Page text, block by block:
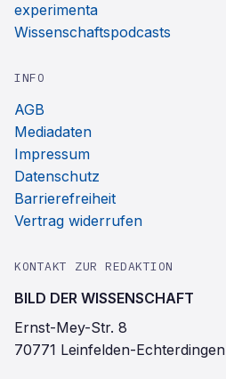
experimenta
Wissenschaftspodcasts
INFO
AGB
Mediadaten
Impressum
Datenschutz
Barrierefreiheit
Vertrag widerrufen
KONTAKT ZUR REDAKTION
BILD DER WISSENSCHAFT
Ernst-Mey-Str. 8
70771 Leinfelden-Echterdingen